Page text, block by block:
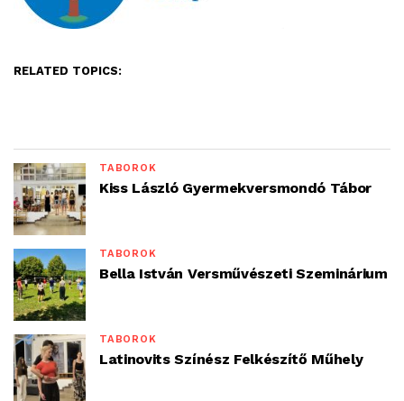
RELATED TOPICS:
TÁBOROK
Kiss László Gyermekversmondó Tábor
TÁBOROK
Bella István Versművészeti Szeminárium
TÁBOROK
Latinovits Színész Felkészítő Műhely